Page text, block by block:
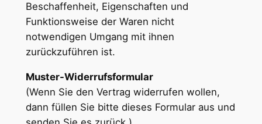
Beschaffenheit, Eigenschaften und
Funktionsweise der Waren nicht
notwendigen Umgang mit ihnen
zurückzuführen ist.
Muster-Widerrufsformular
(Wenn Sie den Vertrag widerrufen wollen,
dann füllen Sie bitte dieses Formular aus und